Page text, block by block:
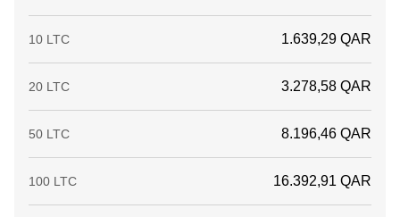
10 LTC 1.639,29 QAR
20 LTC 3.278,58 QAR
50 LTC 8.196,46 QAR
100 LTC 16.392,91 QAR